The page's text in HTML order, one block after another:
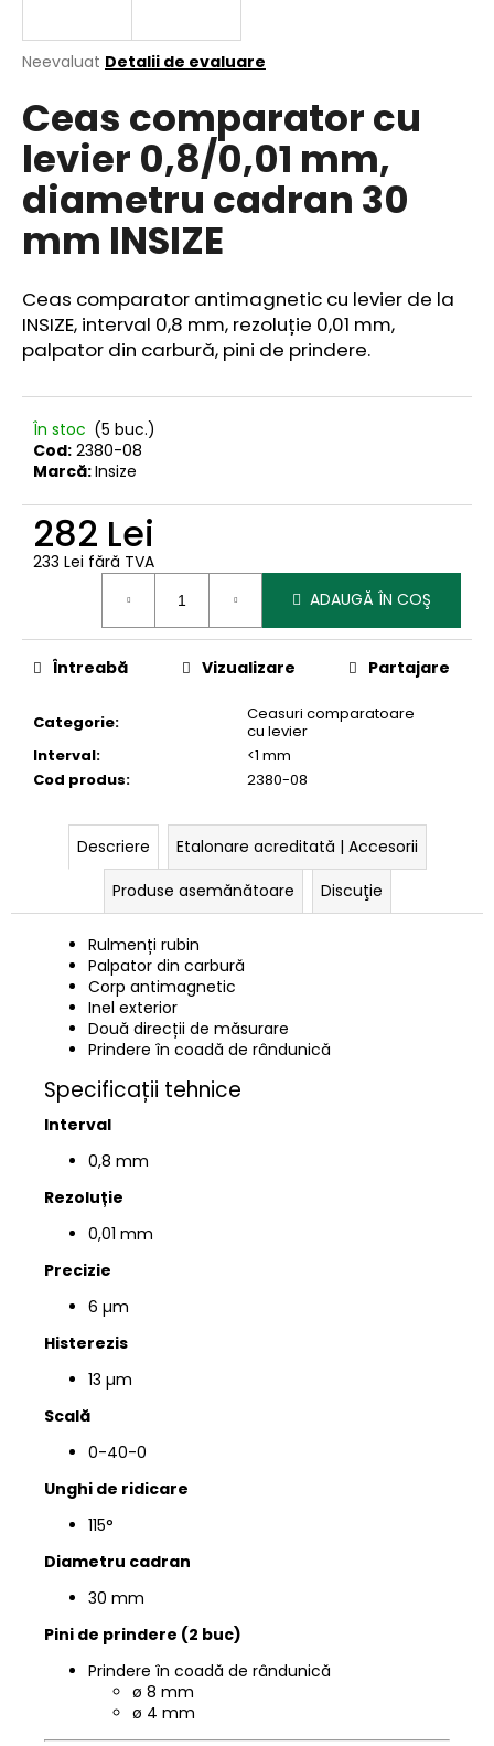
Evaluarea
a
produsului
este
0,0
din
5
stele.
Neevaluat Detalii de evaluare
Ceas comparator cu
levier 0,8/0,01 mm,
diametru cadran 30
mm INSIZE
Ceas comparator antimagnetic cu levier de la
INSIZE, interval 0,8 mm, rezoluție 0,01 mm,
palpator din carbură, pini de prindere.
În stoc (5 buc.)
Cod: 2380-08
Marcă:Insize
282 Lei
233 Lei fără TVA
ADAUGĂ ÎN COŞ
Categorie:
Ceasuri comparatoare
cu levier
Interval:
<1 mm
Cod produs: 2380-08
Întreabă Vizualizare Partajare
Descriere
Etalonare acreditată | Accesorii
Produse asemănătoare
Discuţie
Rulmenți rubin
Palpator din carbură
Corp antimagnetic
Inel exterior
Două direcții de măsurare
Prindere în coadă de rândunică
Specificații tehnice
Interval
0,8 mm
Rezoluție
0,01 mm
Precizie
6 µm
Histerezis
13 µm
Scală
0-40-0
Unghi de ridicare
115°
Diametru cadran
30 mm
Pini de prindere (2 buc)
Prindere în coadă de rândunică
ø 8 mm
ø 4 mm
ă
r
e
c
o
m
a
n
d
ă
m